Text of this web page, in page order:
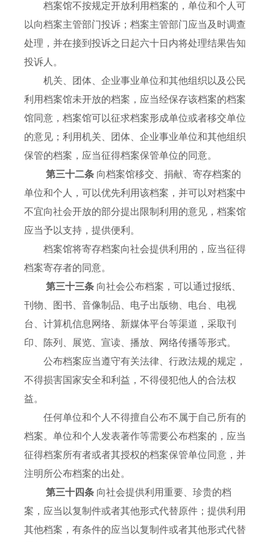
档案馆不按规定开放利用档案的，单位和个人可
以向档案主管部门投诉；档案主管部门应当及时调查
处理，并在接到投诉之日起六十日内将处理结果告知
投诉人。
机关、团体、企业事业单位和其他组织以及公民
利用档案馆未开放的档案，应当经保存该档案的档案
馆同意，档案馆可以征求档案形成单位或者移交单位
的意见；利用机关、团体、企业事业单位和其他组织
保管的档案，应当征得档案保管单位的同意。
第三十二条 向档案馆移交、捐献、寄存档案的
单位和个人，可以优先利用该档案，并可以对档案中
不宜向社会开放的部分提出限制利用的意见，档案馆
应当予以支持，提供便利。
档案馆将寄存档案向社会提供利用的，应当征得
档案寄存者的同意。
第三十三条 向社会公布档案，可以通过报纸、
刊物、图书、音像制品、电子出版物、电台、电视
台、计算机信息网络、新媒体平台等渠道，采取刊
印、陈列、展览、宣读、播放、网络传播等形式。
公布档案应当遵守有关法律、行政法规的规定，
不得损害国家安全和利益，不得侵犯他人的合法权
益。
任何单位和个人不得擅自公布不属于自己所有的
档案。单位和个人发表著作等需要公布档案的，应当
征得档案所有者或者其授权的档案保管单位同意，并
注明所公布档案的出处。
第三十四条 向社会提供利用重要、珍贵的档
案，应当以复制件或者其他形式代替原件；提供利用
其他档案，有条件的应当以复制件或者其他形式代替